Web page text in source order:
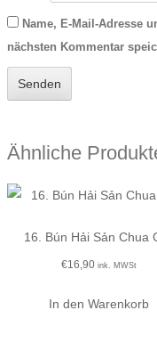
Name, E-Mail-Adresse
nächsten Kommentar
Ähnliche
16. Bún Hải Sản Chua
€16,90 ink. MWSt
In den Warenkorb